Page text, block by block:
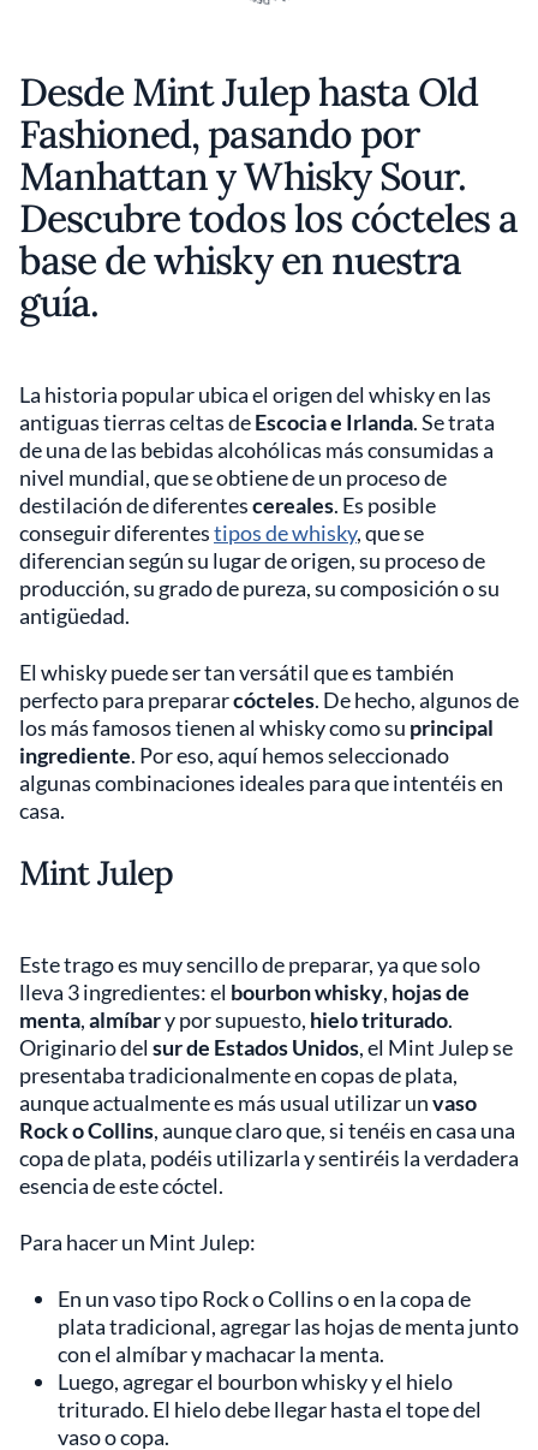
Desde Mint Julep hasta Old
Fashioned, pasando por
Manhattan y Whisky Sour.
Descubre todos los cócteles a
base de whisky en nuestra
guía.
La historia popular ubica el origen del whisky en las
antiguas tierras celtas deEscocia e Irlanda. Se trata
de una de las bebidas alcohólicas más consumidas a
nivel mundial, que se obtiene de un proceso de
destilación de diferentescereales. Es posible
conseguir diferentestipos de whisky, que se
diferencian según su lugar de origen, su proceso de
producción, su grado de pureza, su composición o su
antigüedad.
El whisky puede ser tan versátil que es también
perfecto para prepararcócteles. De hecho, algunos de
los más famosos tienen al whisky como su principal
ingrediente. Por eso, aquí hemos seleccionado
algunas combinaciones ideales para que intentéis en
casa.
Mint Julep
Este trago es muy sencillo de preparar, ya que solo
lleva 3 ingredientes: el bourbon whisky, hojas de
menta,almíbary por supuesto, hielo triturado.
Originario del sur de Estados Unidos, el Mint Julep se
presentaba tradicionalmente en copas de plata,
aunque actualmente es más usual utilizar unvaso
Rock o Collins, aunque claro que, si tenéis en casa una
copa de plata, podéis utilizarla y sentiréis la verdadera
esencia de este cóctel.
Para hacer un Mint Julep:
En un vaso tipo Rock o Collins o en la copa de
plata tradicional, agregar las hojas de menta junto
con el almíbar y machacar la menta.
Luego, agregar el bourbon whisky y el hielo
triturado. El hielo debe llegar hasta el tope del
vaso o copa.